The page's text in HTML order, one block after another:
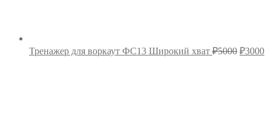
Тренажер для воркаут ФС13 Широкий хват ₽5000 ₽3000